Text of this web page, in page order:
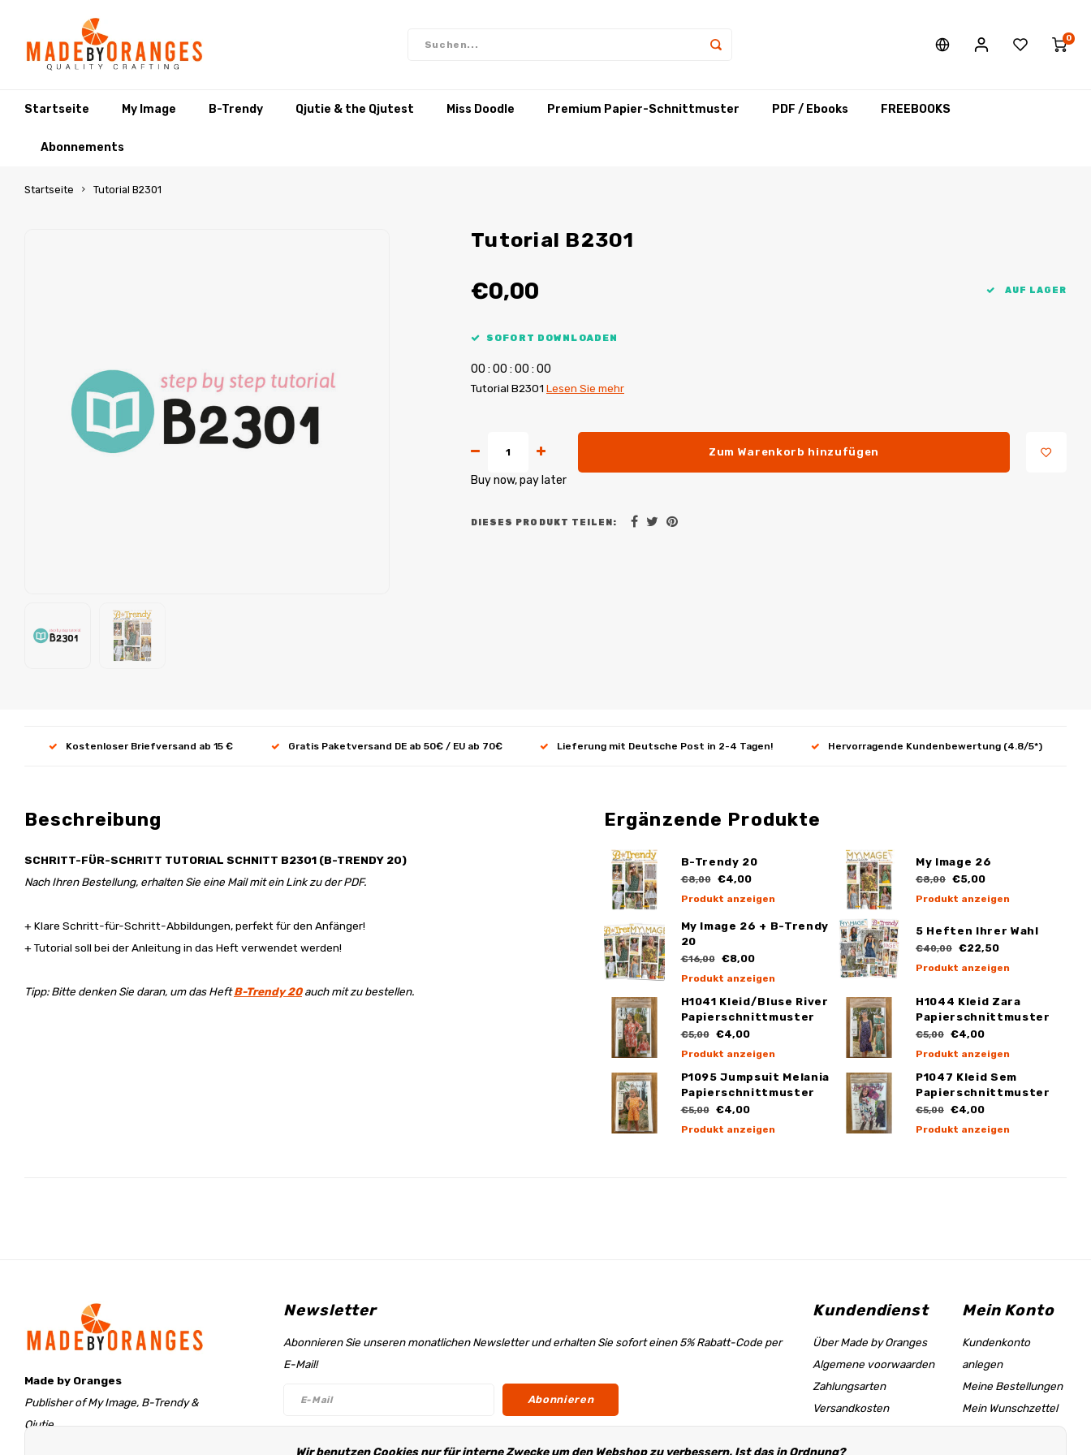
0
Startseite My Image B-Trendy Qjutie & the Qjutest Miss Doodle Premium Papier-Schnittmuster PDF / Ebooks FREEBOOKS
Abonnements
Startseite Tutorial B2301
Tutorial B2301
€0,00 AUF LAGER
SOFORT DOWNLOADEN
00 : 00 : 00 : 00
Tutorial B2301 Lesen Sie mehr
Zum Warenkorb hinzufügen
Buy now, pay later
DIESES PRODUKT TEILEN:
Kostenloser Briefversand ab 15 € Gratis Paketversand DE ab 50€ / EU ab 70€ Lieferung mit Deutsche Post in 2-4 Tagen! Hervorragende Kundenbewertung (4.8/5*)
Beschreibung
SCHRITT-FÜR-SCHRITT TUTORIAL SCHNITT B2301 (B-TRENDY 20)
Nach Ihren Bestellung, erhalten Sie eine Mail mit ein Link zu der PDF.
+ Klare Schritt-für-Schritt-Abbildungen, perfekt für den Anfänger!
+ Tutorial soll bei der Anleitung in das Heft verwendet werden!
Tipp: Bitte denken Sie daran, um das HeftB-Trendy 20auch mit zu bestellen.
Ergänzende Produkte
B-Trendy 20
€8,00 €4,00
Produkt anzeigen
My Image 26
€8,00 €5,00
Produkt anzeigen
My Image 26 + B-Trendy
20
€16,00 €8,00
Produkt anzeigen
5 Heften Ihrer Wahl
€40,00 €22,50
Produkt anzeigen
H1041 Kleid/Bluse River
Papierschnittmuster
€5,00 €4,00
Produkt anzeigen
H1044 Kleid Zara
Papierschnittmuster
€5,00 €4,00
Produkt anzeigen
P1095 Jumpsuit Melania
Papierschnittmuster
€5,00 €4,00
Produkt anzeigen
P1047 Kleid Sem
Papierschnittmuster
€5,00 €4,00
Produkt anzeigen
Made by Oranges
Publisher of My Image, B-Trendy &
Qjutie
Newsletter
Abonnieren Sie unseren monatlichen Newsletter und erhalten Sie sofort einen 5% Rabatt-Code per
E-Mail!
Abonnieren
Kundendienst
Über Made by Oranges
Algemene voorwaarden
Zahlungsarten
Versandkosten
Größentabelle &
Hilfeseite
Mein Konto
Kundenkonto
anlegen
Meine Bestellungen
Mein Wunschzettel
Wir benutzen Cookies nur für interne Zwecke um den Webshop zu verbessern. Ist das in Ordnung?